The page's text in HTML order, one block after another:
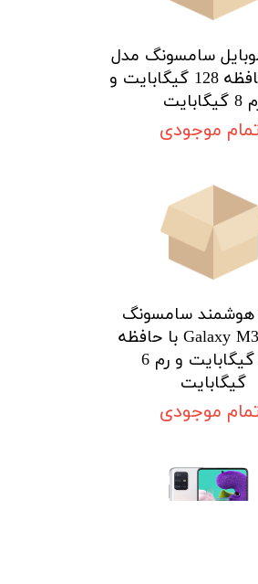
سامسونگ مدل
A71 با حافظه 128 گیگابایت و
موجودی
سامسونگ
مدل Galaxy M31s با حافظه
128 گیگابایت و رم 6
گیگابایت
موجودی